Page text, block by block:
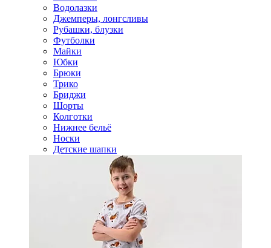
Водолазки
Джемперы, лонгсливы
Рубашки, блузки
Футболки
Майки
Юбки
Брюки
Трико
Бриджи
Шорты
Колготки
Нижнее бельё
Носки
Детские шапки